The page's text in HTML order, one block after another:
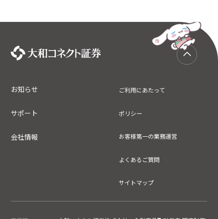
お知らせ
サポート
会社情報
ご利用にあたって
ポリシー
お客様第一の業務運営
よくあるご質問
サイトマップ